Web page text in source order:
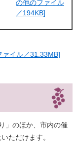
の他のファイル
／194KB]
イル／31.33MB]
」のほか、市内の催
ただけます。